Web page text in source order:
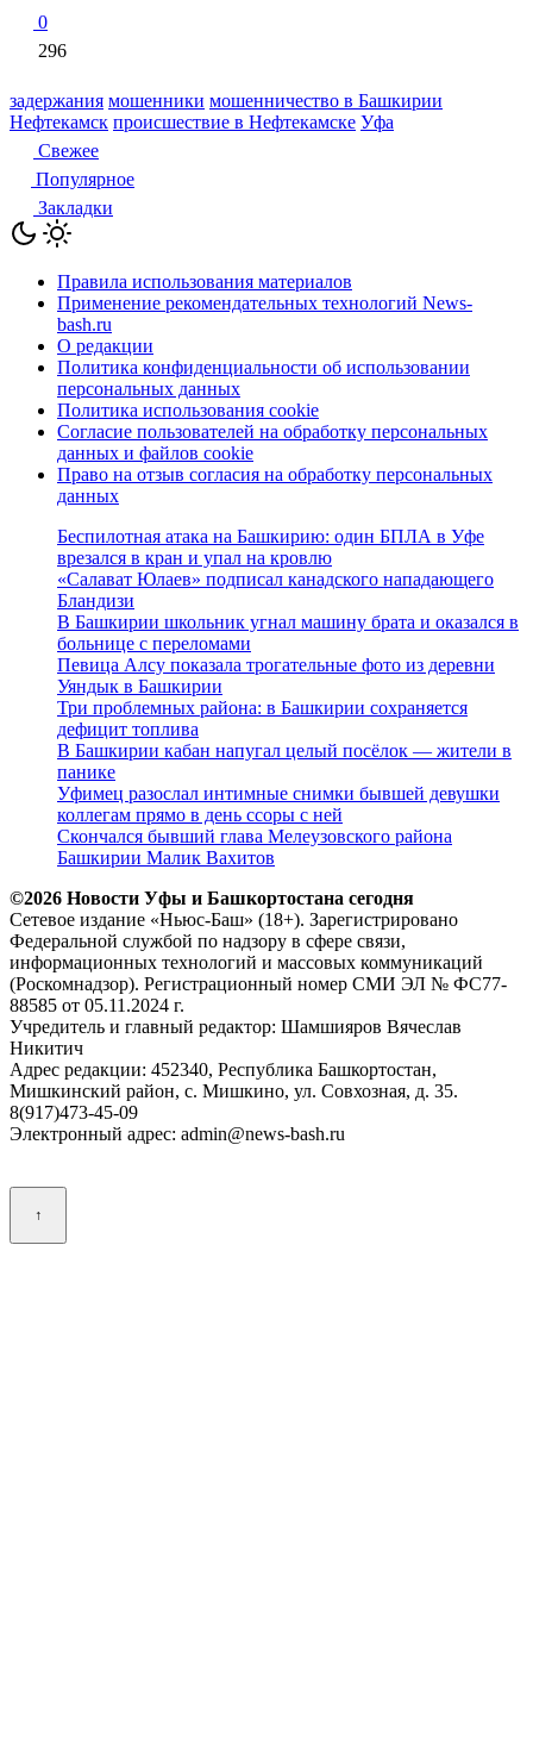
0
296
задержания мошенники мошенничество в Башкирии
Нефтекамск происшествие в Нефтекамске Уфа
Свежее
Популярное
Закладки
Правила использования материалов
Применение рекомендательных технологий News-
bash.ru
О редакции
Политика конфиденциальности об использовании
персональных данных
Политика использования cookie
Согласие пользователей на обработку персональных
данных и файлов cookie
Право на отзыв согласия на обработку персональных
данных
Беспилотная атака на Башкирию: один БПЛА в Уфе
врезался в кран и упал на кровлю
«Салават Юлаев» подписал канадского нападающего
Бландизи
В Башкирии школьник угнал машину брата и оказался в
больнице с переломами
Певица Алсу показала трогательные фото из деревни
Уяндык в Башкирии
Три проблемных района: в Башкирии сохраняется
дефицит топлива
В Башкирии кабан напугал целый посёлок — жители в
панике
Уфимец разослал интимные снимки бывшей девушки
коллегам прямо в день ссоры с ней
Скончался бывший глава Мелеузовского района
Башкирии Малик Вахитов
©2026 Новости Уфы и Башкортостана сегодня
Сетевое издание «Ньюс-Баш» (18+). Зарегистрировано
Федеральной службой по надзору в сфере связи,
информационных технологий и массовых коммуникаций
(Роскомнадзор). Регистрационный номер СМИ ЭЛ № ФС77-
88585 от 05.11.2024 г.
Учредитель и главный редактор: Шамшияров Вячеслав
Никитич
Адрес редакции: 452340, Республика Башкортостан,
Мишкинский район, с. Мишкино, ул. Совхозная, д. 35.
8(917)473-45-09
Электронный адрес: admin@news-bash.ru